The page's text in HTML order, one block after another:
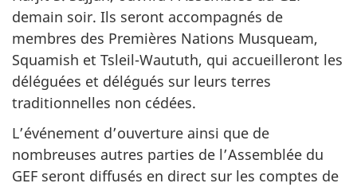
demain soir. Ils seront accompagnés de
membres des Premières Nations Musqueam,
Squamish et Tsleil-Waututh, qui accueilleront les
déléguées et délégués sur leurs terres
traditionnelles non cédées.
L’événement d’ouverture ainsi que de
nombreuses autres parties de l’Assemblée du
GEF seront diffusés en direct sur les comptes de